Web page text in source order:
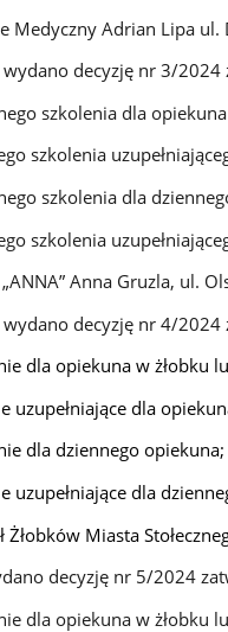
Medyczny Adrian Lipa ul.
decyzję nr 3/
szkolenia dla
szkolenia
szkolenia dla
szkolenia
Anna Gruzla, ul.
decyzję nr 4/
dla opiekuna w żłobku
uzupełniające dla
dla dziennego opiekuna;
uzupełniające dla
Żłobków Miasta
decyzję nr 5/2024
dla opiekuna w żłobku